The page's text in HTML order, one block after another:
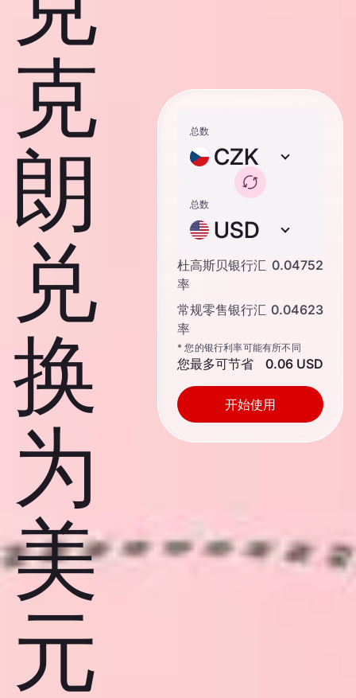
克
朗
兑
换
为
美
元
总数
CZK
总数
USD
杜高斯贝银行汇
率
0.04752
常规零售银行汇
率
0.04623
* 您的银行利率可能有所不同
您最多可节省 0.06 USD
开始使用